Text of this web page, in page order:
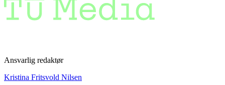
Ansvarlig redaktør
Kristina Fritsvold Nilsen